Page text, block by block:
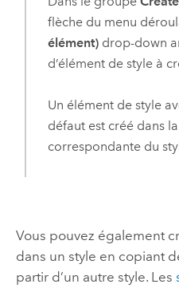
flèche du menu
élément)drop-down
d’élément de style à
Un élément de style
défaut est créé dans
correspondante du
Vous pouvez également
dans un style en copiant
partir d’un autre style. Les